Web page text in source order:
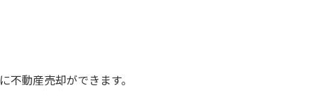
動産売却ができます。